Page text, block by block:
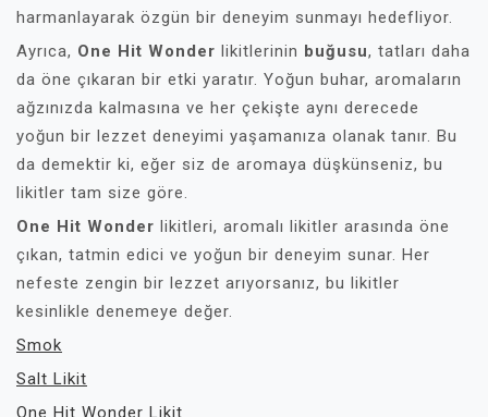
harmanlayarak özgün bir deneyim sunmayı hedefliyor.
Ayrıca, One Hit Wonder likitlerinin buğusu, tatları daha
da öne çıkaran bir etki yaratır. Yoğun buhar, aromaların
ağzınızda kalmasına ve her çekişte aynı derecede
yoğun bir lezzet deneyimi yaşamanıza olanak tanır. Bu
da demektir ki, eğer siz de aromaya düşkünseniz, bu
likitler tam size göre.
One Hit Wonder likitleri, aromalı likitler arasında öne
çıkan, tatmin edici ve yoğun bir deneyim sunar. Her
nefeste zengin bir lezzet arıyorsanız, bu likitler
kesinlikle denemeye değer.
Smok
Salt Likit
One Hit Wonder Likit